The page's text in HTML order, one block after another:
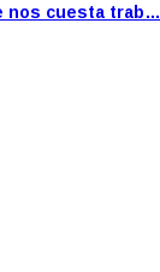
nos cuesta trab…